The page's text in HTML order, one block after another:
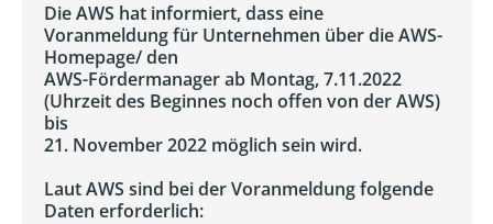
Die AWS hat informiert, dass eine
Voranmeldung für Unternehmen über die AWS-
Homepage/ den
AWS-Fördermanager ab Montag, 7.11.2022
(Uhrzeit des Beginnes noch offen von der AWS)
bis
21. November 2022 möglich sein wird.
Laut AWS sind bei der Voranmeldung folgende
Daten erforderlich: